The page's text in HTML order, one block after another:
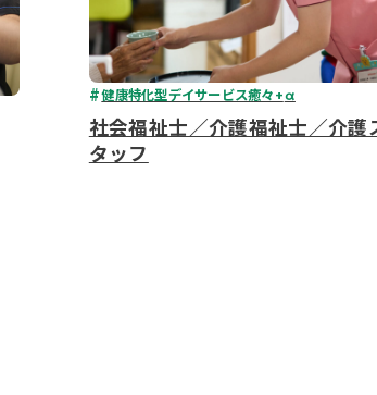
健康特化型デイサービス癒々+α
社会福祉士／介護福祉士／介護
タッフ